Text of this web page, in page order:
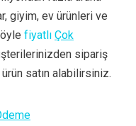
giyim, ev ürünleri ve
fiyatlı Çok
sipariş
satın alabilirsiniz.